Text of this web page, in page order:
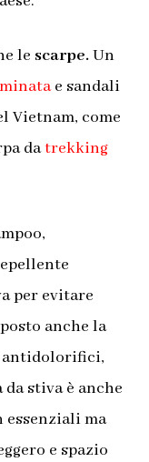
le scarpe.Un
e sandali
Vietnam, come
datrekking
per evitare
anche la
antidolorifici,
da stiva è anche
essenziali ma
e spazio